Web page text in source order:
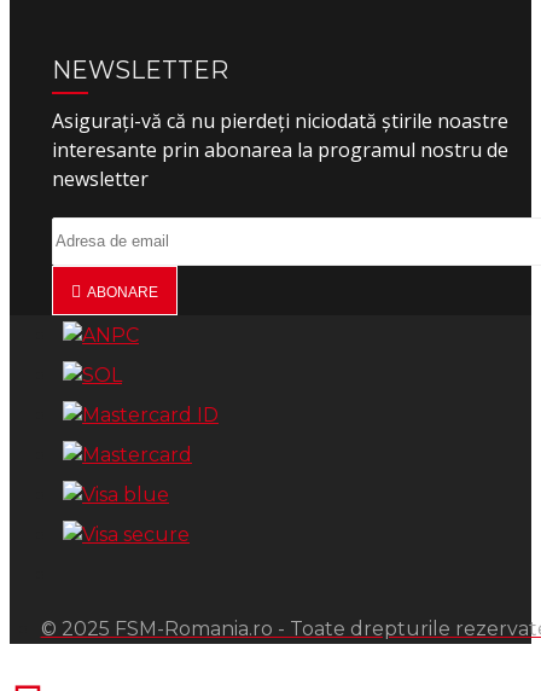
NEWSLETTER
Asigurați-vă că nu pierdeți niciodată știrile noastre
interesante prin abonarea la programul nostru de
newsletter
ABONARE
© 2025 FSM-Romania.ro - Toate drepturile